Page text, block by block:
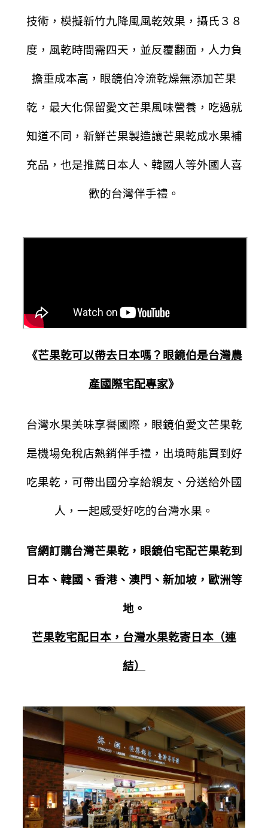
技術，模擬新竹九降風風乾效果，攝氏３８
度，風乾時間需四天，並反覆翻面，人力負
擔重成本高，眼鏡伯冷流乾燥無添加芒果
乾，最大化保留愛文芒果風味營養，吃過就
知道不同，新鮮芒果製造讓芒果乾成水果補
充品，也是推薦日本人、韓國人等外國人喜
歡的台灣伴手禮。
《芒果乾可以帶去日本嗎？眼鏡伯是台灣農
產國際宅配專家》
台灣水果美味享譽國際，眼鏡伯愛文芒果乾
是機場免稅店熱銷伴手禮，出境時能買到好
吃果乾，可帶出國分享給親友、分送給外國
人，一起感受好吃的台灣水果。
官網訂購台灣芒果乾，眼鏡伯宅配芒果乾到
日本、韓國、香港、澳門、新加坡，歐洲等
地。
芒果乾宅配日本，台灣水果乾寄日本（連
結）